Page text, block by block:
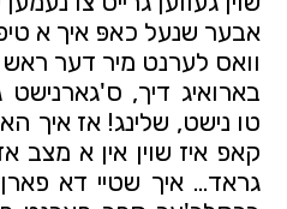
אבער שנעל כאפּ איך א
וואס לערנט מיר דער ראש
בארואיג דיך,
טו נישט, שלינג! אז איך
קאפ איז שוין אין א מצב
גראד... איך שטיי דא